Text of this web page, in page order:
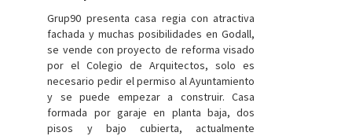
Grup90 presenta casa regia con atractiva
fachada y muchas posibilidades en Godall,
se vende con proyecto de reforma visado
por el Colegio de Arquitectos, solo es
necesario pedir el permiso al Ayuntamiento
y se puede empezar a construir. Casa
formada por garaje en planta baja, dos
pisos y bajo cubierta, actualmente